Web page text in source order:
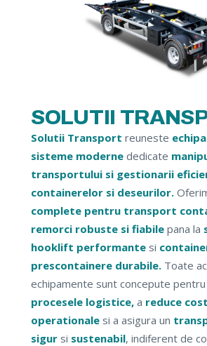
SOLUTII
Solutii Transport reuneste
sisteme moderne dedicate
transportului si gestionarii
containerelor si deseurilor.
complete pentru transport
remorci robuste si fiabile pana la
hooklift performante si
prescontainere durabile. Toate
echipamente sunt concepute pentru
procesele logistice, a reduce
operationale si a asigura un
sigur si sustenabil, indiferent de